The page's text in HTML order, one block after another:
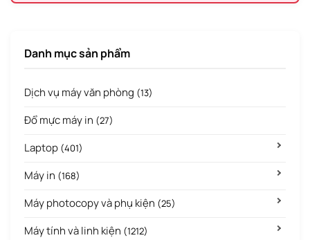
Danh mục sản phẩm
Dịch vụ máy văn phòng (13)
Đổ mực máy in (27)
Laptop (401)
Máy in (168)
Máy photocopy và phụ kiện (25)
Máy tính và linh kiện (1212)